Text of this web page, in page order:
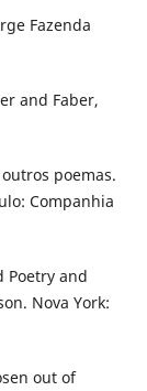
Fazenda
and Faber,
poemas.
Companhia
Poetry and
Nova York:
out of